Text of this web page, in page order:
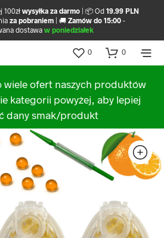
100zł wysyłka za darmo | 📦 Od 19.99 PLN
za pobraniem| 🚚 Zamów do 15:00-
dostawa w poniedziałek
0 0
wiele ofert naszych produktów
kategorii powyżej, aby lepiej
dany smak/produkt